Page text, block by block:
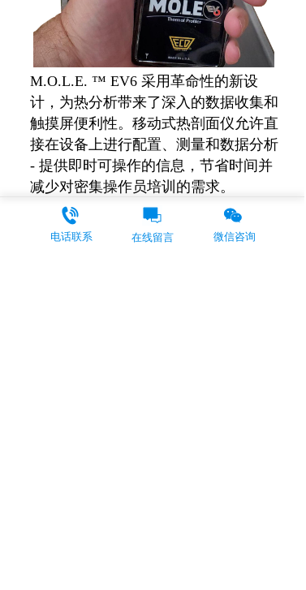
M.O.L.E. ™ EV6 采用革命性的新设
计，为热分析带来了深入的数据收集和
触摸屏便利性。移动式热剖面仪允许直
接在设备上进行配置、测量和数据分析
- 提供即时可操作的信息，节省时间并
减少对密集操作员培训的需求。
看一看 新闻中心
电话联系 在线留言 微信咨询